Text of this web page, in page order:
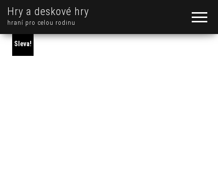
Hry a deskové hry
hraní pro celou rodinu
Sleva!